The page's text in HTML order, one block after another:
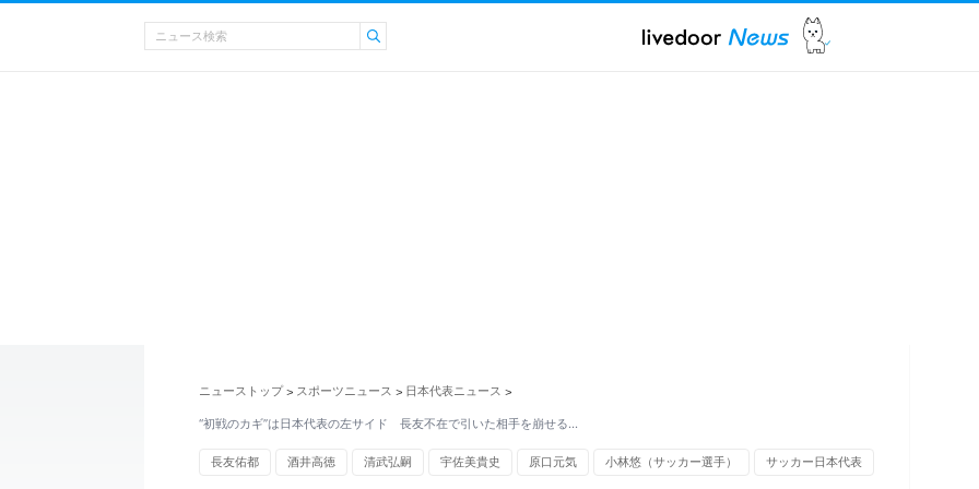
ニューストップ > スポーツニュース > 日本代表ニュース >
“初戦のカギ”は日本代表の左サイド 長友不在で引いた相手を崩せる…
長友佑都 酒井高徳 清武弘嗣 宇佐美貴史 原口元気 小林悠（サッカー選手） サッカー日本代表